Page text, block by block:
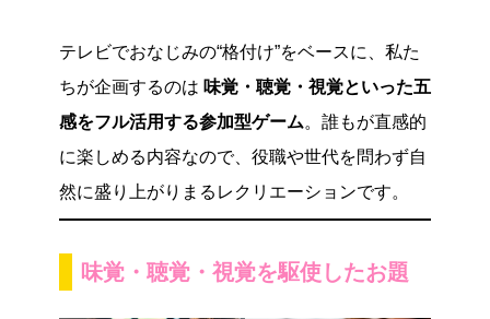
テレビでおなじみの“格付け”をベースに、私た
ちが企画するのは 味覚・聴覚・視覚といった五
感をフル活用する参加型ゲーム。誰もが直感的
に楽しめる内容なので、役職や世代を問わず自
然に盛り上がりまるレクリエーションです。
味覚・聴覚・視覚を駆使したお題